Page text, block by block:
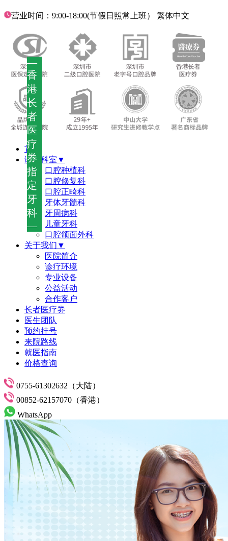
—
香
港
长
者
医
疗
券
指
定
牙
科
—
营业时间：9:00-18:00(节假日照常上班） 繁体中文
首页
诊疗科室▼
口腔种植科
口腔修复科
口腔正畸科
牙体牙髓科
牙周病科
儿童牙科
口腔颌面外科
关于我们▼
医院简介
诊疗环境
专业设备
公益活动
合作客户
长者医疗劵
医生团队
预约挂号
来院路线
就医指南
价格查询
0755-61302632（大陆）
00852-62157070（香港）
WhatsApp